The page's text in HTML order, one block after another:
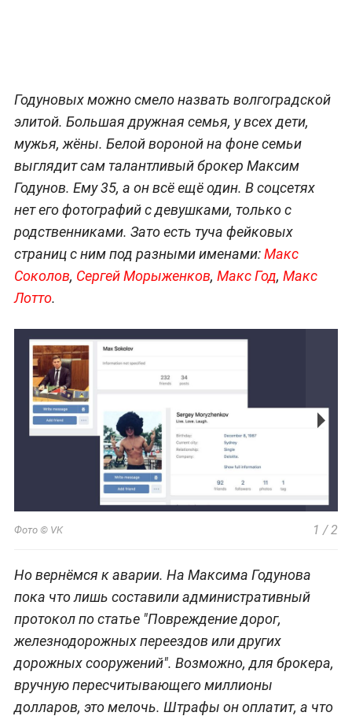
Годуновых можно смело назвать волгоградской
элитой. Большая дружная семья, у всех дети,
мужья, жёны. Белой вороной на фоне семьи
выглядит сам талантливый брокер Максим
Годунов. Ему 35, а он всё ещё один. В соцсетях
нет его фотографий с девушками, только с
родственниками. Зато есть туча фейковых
страниц с ним под разными именами:Макс
Соколов, Сергей Морыженков, Макс Год, Макс
Лотто.
Фото © VK 1 /2
Но вернёмся к аварии. На Максима Годунова
пока что лишь составили административный
протокол по статье "Повреждение дорог,
железнодорожных переездов или других
дорожных сооружений". Возможно, для брокера,
вручную пересчитывающего миллионы
долларов, это мелочь. Штрафы он оплатит, а что